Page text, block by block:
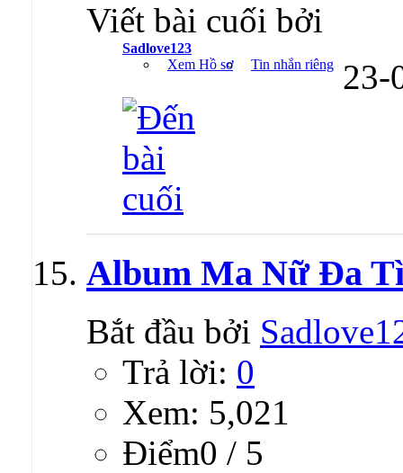
Viết bài cuối bởi
Sadlove123
Xem Hồ sơ
Tin nhắn riêng 23-
Album Ma Nữ Đa
Bắt đầu bởi
Trả lời: 0
Xem: 5,021
Ðiểm0 / 5